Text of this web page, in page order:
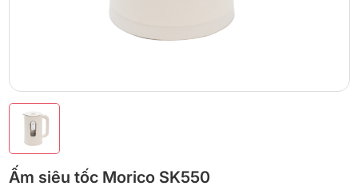
Ấm siêu tốc Morico SK550